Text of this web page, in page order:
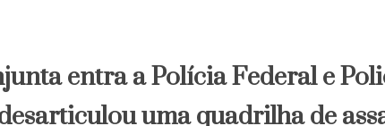
entra a Polícia Federal e
uma quadrilha de